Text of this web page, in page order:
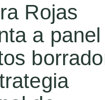
Rojas
a